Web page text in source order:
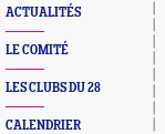
ACTUALITÉS
LE COMITÉ
LES CLUBS DU 28
CALENDRIER